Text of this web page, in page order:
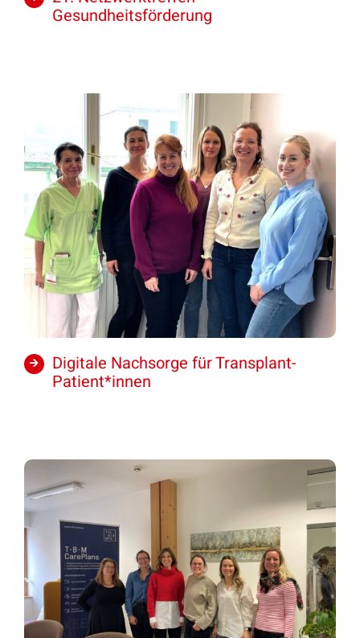
Gesundheitsförderung
Digitale Nachsorge für Transplant-
Patient*innen